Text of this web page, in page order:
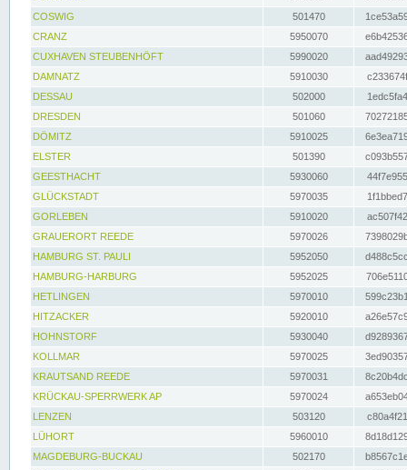
COSWIG
501470
CRANZ
5950070
CUXHAVEN STEUBENHÖFT
5990020
DAMNATZ
5910030
DESSAU
502000
DRESDEN
501060
DÖMITZ
5910025
ELSTER
501390
GEESTHACHT
5930060
GLÜCKSTADT
5970035
GORLEBEN
5910020
GRAUERORT REEDE
5970026
HAMBURG ST. PAULI
5952050
HAMBURG-HARBURG
5952025
HETLINGEN
5970010
HITZACKER
5920010
HOHNSTORF
5930040
KOLLMAR
5970025
KRAUTSAND REEDE
5970031
KRÜCKAU-SPERRWERK AP
5970024
LENZEN
503120
LÜHORT
5960010
MAGDEBURG-BUCKAU
502170